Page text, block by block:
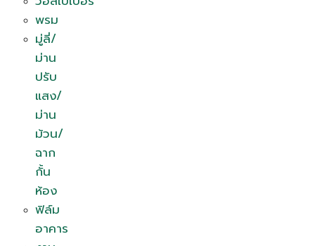
พรม
มู่ลี่/
ม่าน
ปรับ
แสง/
ม่าน
ม้วน/
ฉาก
กั้น
ห้อง
ฟิล์ม
อาคาร